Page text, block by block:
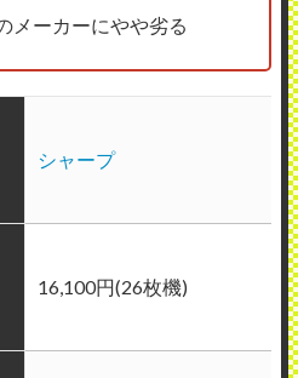
ーカーにやや劣る
シャープ
16,100円(26枚機)